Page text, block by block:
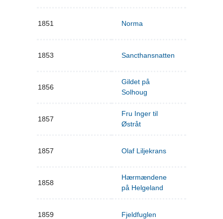
1851 Norma
1853 Sancthansnatten
1856
Gildet på
Solhoug
1857
Fru Inger til
Østråt
1857 Olaf Liljekrans
1858
Hærmændene
på Helgeland
1859 Fjeldfuglen